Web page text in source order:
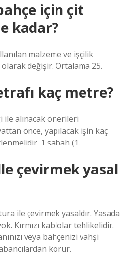
için çit
kadar?
malzeme ve işçilik
değişir. Ortalama 25.
kaç metre?
ile alınacak önerileri
önce, yapılacak işin kaç
1 sabah (1.
çevirmek yasal
ile çevirmek yasaldır. Yasada
Kırmızı kablolar tehlikelidir.
veya bahçenizi vahşi
korur.